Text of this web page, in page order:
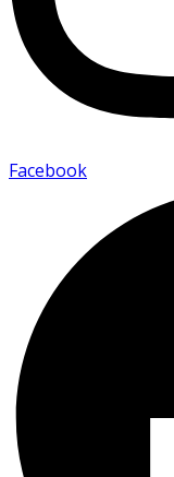
Facebook